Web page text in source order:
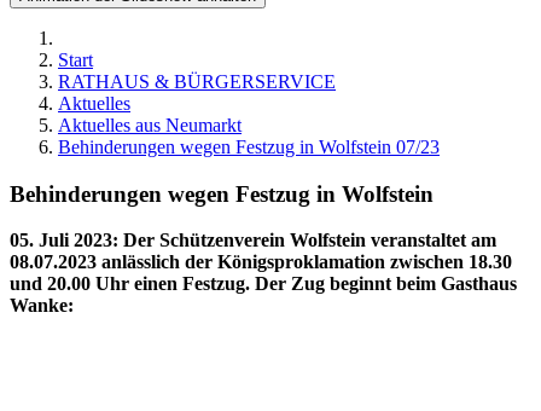
Start
RATHAUS & BÜRGERSERVICE
Aktuelles
Aktuelles aus Neumarkt
Behinderungen wegen Festzug in Wolfstein 07/23
Behinderungen wegen Festzug in Wolfstein
05. Juli 2023: Der Schützenverein Wolfstein veranstaltet am
08.07.2023 anlässlich der Königsproklamation zwischen 18.30
und 20.00 Uhr einen Festzug. Der Zug beginnt beim Gasthaus
Wanke: